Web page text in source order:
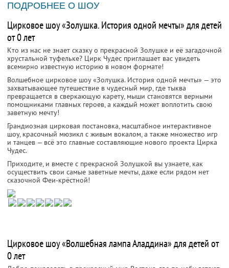
ПОДРОБНЕЕ О ШОУ
Цирковое шоу «Золушка. История одной мечты» для детей
от 0 лет
Кто из нас не знает сказку о прекрасной Золушке и её загадочной
хрустальной туфельке? Цирк Чудес приглашает вас увидеть
всемирно известную историю в новом формате!
Волшебное цирковое шоу «Золушка. История одной мечты» — это
захватывающее путешествие в чудесный мир, где тыква
превращается в сверкающую карету, мыши становятся верными
помощниками главных героев, а каждый может воплотить свою
заветную мечту!
Грандиозная цирковая постановка, масштабное интерактивное
шоу, красочный мюзикл с живым вокалом, а также множество игр
и танцев — всё это главные составляющие нового проекта Цирка
Чудес.
Приходите, и вместе с прекрасной Золушкой вы узнаете, как
осуществить свои самые заветные мечты, даже если рядом нет
сказочной Феи-крёстной!
Цирковое шоу «Волшебная лампа Аладдина» для детей от
0 лет